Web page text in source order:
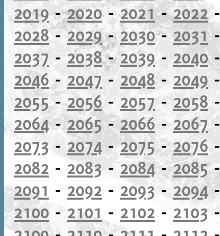
2019-2020-2021-2022
2028-2029-2030-2031
2037 - 2038-2039 - 2040
2046 - 2047 - 2048 - 2049
2055-2056- 2057- 2058
2064-2065-2066-2067
2073 -2074 -2075-2076
2082 - 2083-2084-2085
2091 - 2092 - 2093-2094
2100- 2101 - 2102 - 2103